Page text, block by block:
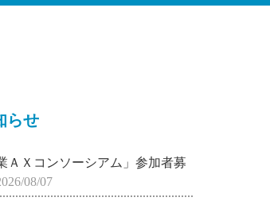
らせ
ＡＸコンソーシアム」参加者募
08/07